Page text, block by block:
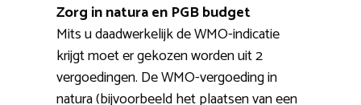
Zorg in natura en PGB budget
Mits u daadwerkelijk de WMO-indicatie
krijgt moet er gekozen worden uit 2
vergoedingen. De WMO-vergoeding in
natura (bijvoorbeeld het plaatsen van een